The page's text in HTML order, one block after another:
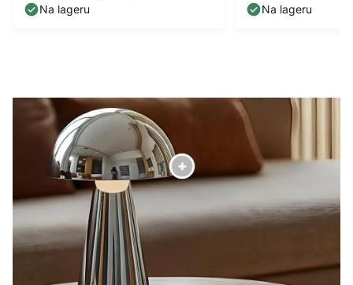
metalna
Na lageru Na lageru